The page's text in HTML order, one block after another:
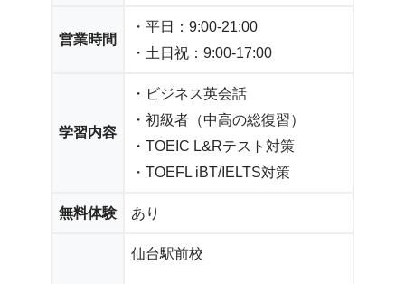
営業時間
・平日：9:00-21:00
・土日祝：9:00-17:00
学習内容
・ビジネス英会話
・初級者（中高の総復習）
・TOEIC L&Rテスト対策
・TOEFL iBT/IELTS対策
無料体験 あり
仙台駅前校